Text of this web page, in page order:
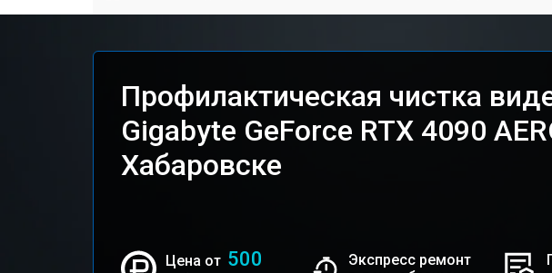
Профилактическая чистка
Gigabyte GeForce RTX 4090
Хабаровске
Цена от 500
Экспресс ремонт